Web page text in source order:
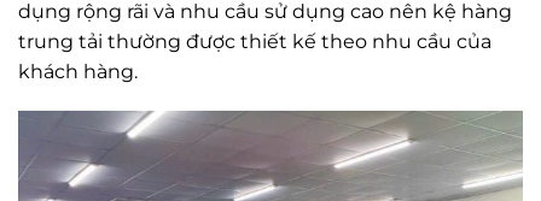
dụng rộng rãi và nhu cầu sử dụng cao nên kệ hàng
trung tải thường được thiết kế theo nhu cầu của
khách hàng.